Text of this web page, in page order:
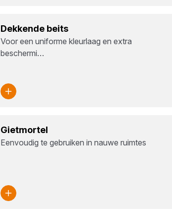
Dek­ken­de beits
Voor een uniforme kleurlaag en extra
beschermi…
Giet­mor­tel
Eenvoudig te gebruiken in nauwe ruimtes